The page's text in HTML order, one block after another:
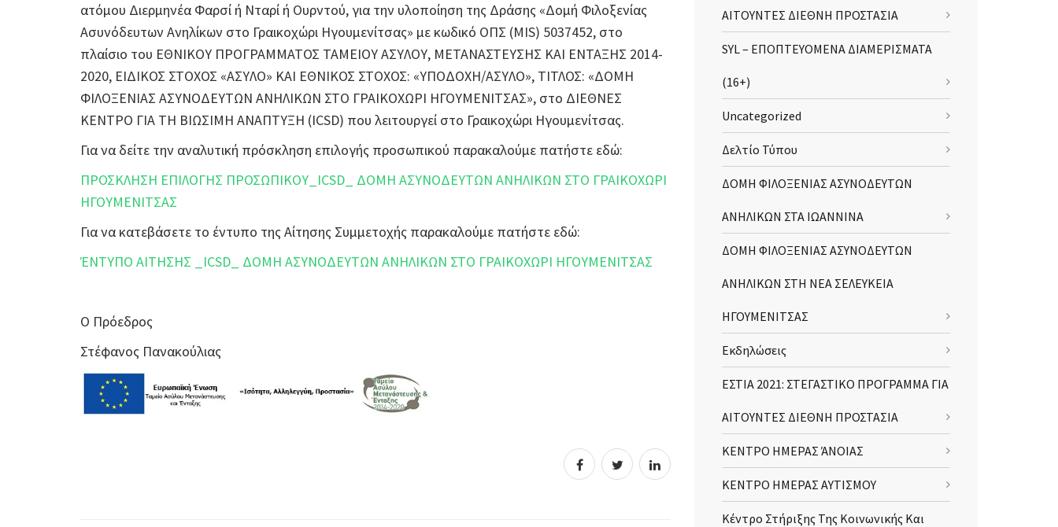
ατόμου Διερμηνέα Φαρσί ή Νταρί ή Ουρντού, για την υλοποίηση της Δράσης «Δομή Φιλοξενίας
Ασυνόδευτων Ανηλίκων στο Γραικοχώρι Ηγουμενίτσας» με κωδικό ΟΠΣ (MIS) 5037452, στο
πλαίσιο του ΕΘΝΙΚΟΥ ΠΡΟΓΡΑΜΜΑΤΟΣ ΤΑΜΕΙΟΥ ΑΣΥΛΟΥ, ΜΕΤΑΝΑΣΤΕΥΣΗΣ ΚΑΙ ΕΝΤΑΞΗΣ 2014-
2020, ΕΙΔΙΚΟΣ ΣΤΟΧΟΣ «ΑΣΥΛΟ» ΚΑΙ ΕΘΝΙΚΟΣ ΣΤΟΧΟΣ: «ΥΠΟΔΟΧΗ/ΑΣΥΛΟ», ΤΙΤΛΟΣ: «ΔΟΜΗ
ΦΙΛΟΞΕΝΙΑΣ ΑΣΥΝΟΔΕΥΤΩΝ ΑΝΗΛΙΚΩΝ ΣΤΟ ΓΡΑΙΚΟΧΩΡΙ ΗΓΟΥΜΕΝΙΤΣΑΣ», στο ΔΙΕΘΝΕΣ
ΚΕΝΤΡΟ ΓΙΑ ΤΗ ΒΙΩΣΙΜΗ ΑΝΑΠΤΥΞΗ (ICSD) που λειτουργεί στο Γραικοχώρι Ηγουμενίτσας.
Για να δείτε την αναλυτική πρόσκληση επιλογής προσωπικού παρακαλούμε πατήστε εδώ:
ΠΡΟΣΚΛΗΣΗ ΕΠΙΛΟΓΗΣ ΠΡΟΣΩΠΙΚΟΥ_ICSD_ ΔΟΜΗ ΑΣΥΝΟΔΕΥΤΩΝ ΑΝΗΛΙΚΩΝ ΣΤΟ ΓΡΑΙΚΟΧΩΡΙ
ΗΓΟΥΜΕΝΙΤΣΑΣ
Για να κατεβάσετε το έντυπο της Αίτησης Συμμετοχής παρακαλούμε πατήστε εδώ:
ΈΝΤΥΠΟ ΑΙΤΗΣΗΣ _ICSD_ ΔΟΜΗ ΑΣΥΝΟΔΕΥΤΩΝ ΑΝΗΛΙΚΩΝ ΣΤΟ ΓΡΑΙΚΟΧΩΡΙ ΗΓΟΥΜΕΝΙΤΣΑΣ
Ο Πρόεδρος
Στέφανος Πανακούλιας
ΑΙΤΟΥΝΤΕΣ ΔΙΕΘΝΗ ΠΡΟΣΤΑΣΙΑ
SYL – ΕΠΟΠΤΕΥΟΜΕΝΑ ΔΙΑΜΕΡΙΣΜΑΤΑ
(16+)
Uncategorized
Δελτίο Τύπου
ΔΟΜΗ ΦΙΛΟΞΕΝΙΑΣ ΑΣΥΝΟΔΕΥΤΩΝ
ΑΝΗΛΙΚΩΝ ΣΤΑ ΙΩΑΝΝΙΝΑ
ΔΟΜΗ ΦΙΛΟΞΕΝΙΑΣ ΑΣΥΝΟΔΕΥΤΩΝ
ΑΝΗΛΙΚΩΝ ΣΤΗ ΝΕΑ ΣΕΛΕΥΚΕΙΑ
ΗΓΟΥΜΕΝΙΤΣΑΣ
Εκδηλώσεις
ΕΣΤΙΑ 2021: ΣΤΕΓΑΣΤΙΚΟ ΠΡΟΓΡΑΜΜΑ ΓΙΑ
ΑΙΤΟΥΝΤΕΣ ΔΙΕΘΝΗ ΠΡΟΣΤΑΣΙΑ
ΚΕΝΤΡΟ ΗΜΕΡΑΣ ΆΝΟΙΑΣ
ΚΕΝΤΡΟ ΗΜΕΡΑΣ ΑΥΤΙΣΜΟΥ
Κέντρο Στήριξης Της Κοινωνικής Και